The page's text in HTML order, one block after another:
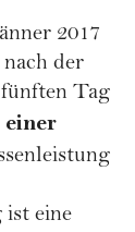
2017
der
Tag
einer
ist eine